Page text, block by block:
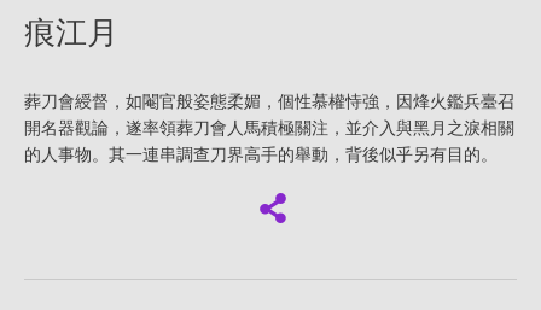
痕江月
葬刀會綬督，如閹官般姿態柔媚，個性慕權恃強，因烽火鑑兵臺召
開名器觀論，遂率領葬刀會人馬積極關注，並介入與黑月之淚相關
的人事物。其一連串調查刀界高手的舉動，背後似乎另有目的。